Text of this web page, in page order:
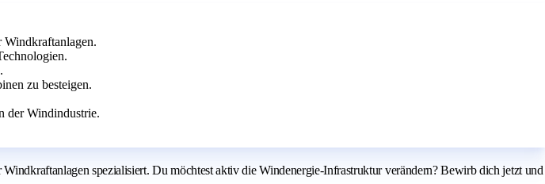
Windkraftanlagen.
zu besteigen.
der Windindustrie.
spezialisiert. Du möchtest aktiv die Windenergie-Infrastruktur verändern? Bewirb dich jetzt und